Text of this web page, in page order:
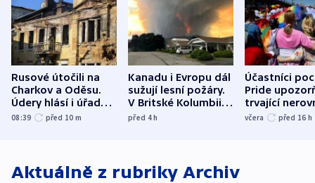
Rusové útočili na
Charkov a Oděsu.
Údery hlásí i úřady v
Bělgorodu
08:39 před 10 m
Kanadu i Evropu dál
sužují lesní požáry.
V Britské Kolumbii
evakuovali tisíce lidí
před 4h
Účastníci
Pride
trvající
včera před 16 h
Aktuálně z rubriky Archiv